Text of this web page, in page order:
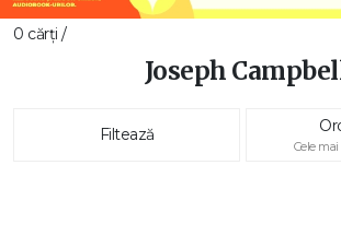
0 cărți /
Joseph
Filtează
Cele